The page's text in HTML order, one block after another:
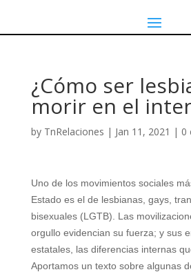
¿Cómo ser
morir en el
by TnRelaciones | Jan 11, 2021 | 0
Uno de los movimientos sociales
Estado es el de lesbianas, gays,
bisexuales (LGTB). Las
orgullo evidencian su fuerza; y sus
estatales, las diferencias internas
Aportamos un texto sobre algunas